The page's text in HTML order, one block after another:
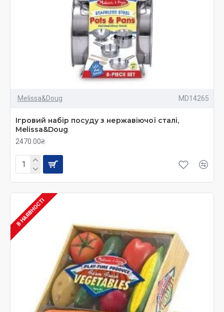
Melissa&Doug MD14265
Ігровий набір посуду з нержавіючої сталі,
Melissa&Doug
2470.00₴
В НАЯВНОСТІ